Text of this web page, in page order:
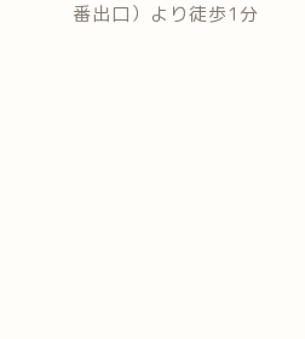
番出口）より徒歩1分